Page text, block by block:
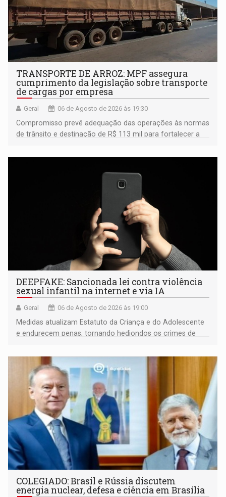
TRANSPORTE DE ARROZ: MPF assegura
cumprimento da legislação sobre transporte
de cargas por empresa
Geral 06 de Agosto de 2026 às 19:30
Compromisso prevê adequação das operações às normas
de trânsito e destinação de R$ 113 mil para fortalecer a
DEEPFAKE: Sancionada lei contra violência
sexual infantil na internet e via IA
Geral 06 de Agosto de 2026 às 19:00
Medidas atualizam Estatuto da Criança e do Adolescente
e endurecem penas, tornando hediondos os crimes de
COLEGIADO: Brasil e Rússia discutem
energia nuclear, defesa e ciência em Brasília